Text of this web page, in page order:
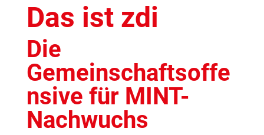
Das ist zdi
Die
Gemeinschaftsoffe
nsive für MINT-
Nachwuchs